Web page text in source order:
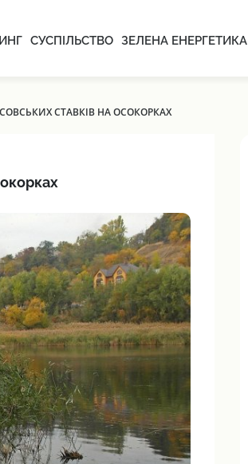
СУСПІЛЬСТВО ЗЕЛЕНА ЕНЕРГЕТИКА
СТАВКІВ НА ОСОКОРКАХ